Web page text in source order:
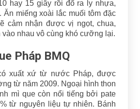
hay 15 giây rồi đổ ra ly nhựa,
Ăn miếng xoài lắc muối tôm đặc
cảm nhận được vị ngọt, chua,
vào nhau vô cùng khó cưỡng lại.
Pháp BMQ
xuất xứ từ nước Pháp, được
từ năm 2009. Ngoại hình thon
mì que còn nổi tiếng bởi pate
từ nguyên liệu tự nhiên. Bánh